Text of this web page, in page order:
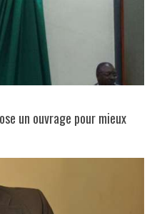
un ouvrage pour mieux